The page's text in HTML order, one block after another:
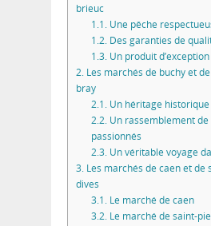
brieuc
1.1.Une pêche
1.2.Des garanties de
1.3.Un produit d’exception
2. Les marchés de buchy et
bray
2.1.Un héritage historique
2.2.Un rassemblement de
passionnés
2.3.Un véritable voyage
3. Les marchés de caen et
dives
3.1.Le marché de caen
3.2.Le marché de saint-